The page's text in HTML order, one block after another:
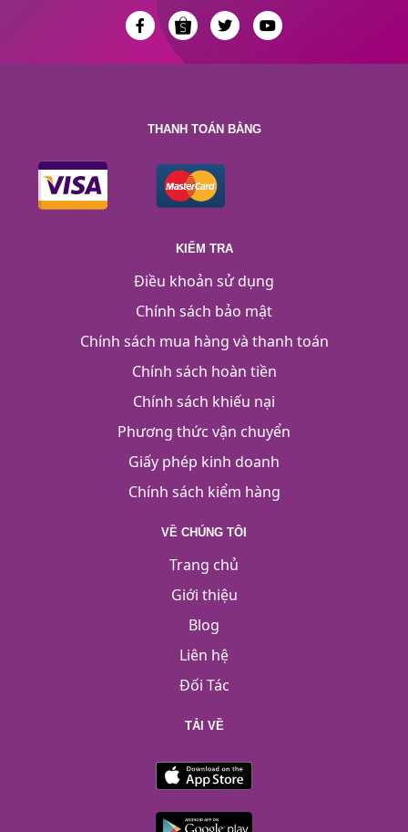
THANH TOÁN BẰNG
KIỂM TRA
Điều khoản sử dụng
Chính sách bảo mật
Chính sách mua hàng và thanh toán
Chính sách hoàn tiền
Chính sách khiếu nại
Phương thức vận chuyển
Giấy phép kinh doanh
Chính sách kiểm hàng
VỀ CHÚNG TÔI
Trang chủ
Giới thiệu
Blog
Liên hệ
Đối Tác
TẢI VỀ